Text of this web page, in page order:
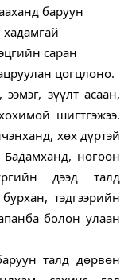
баруун
хадамгай
саран
цогцлоно.
зүүлт асаан,
шигтгэжээ.
хөх дүртэй
ногоон
дээд талд
тэдгээрийн
болон улаан
талд дөрвөн